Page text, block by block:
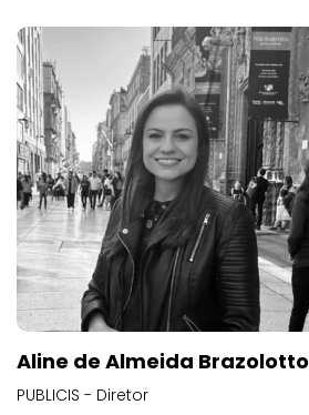
Aline de Almeida Brazolotto
PUBLICIS - Diretor